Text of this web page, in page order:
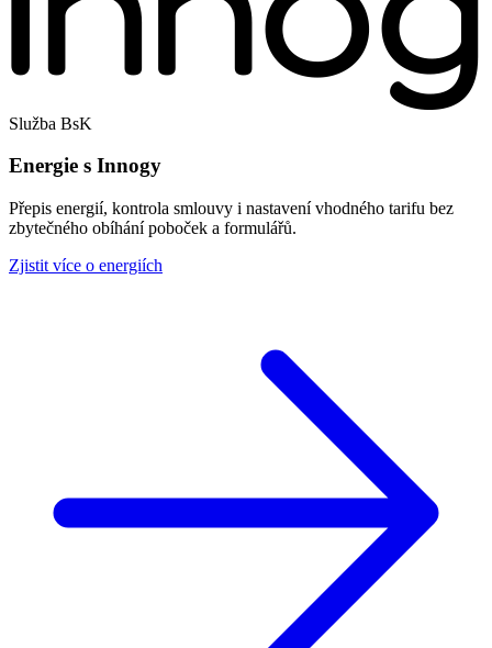
Služba BsK
Energie s Innogy
Přepis energií, kontrola smlouvy i nastavení vhodného tarifu bez
zbytečného obíhání poboček a formulářů.
Zjistit více o energiích